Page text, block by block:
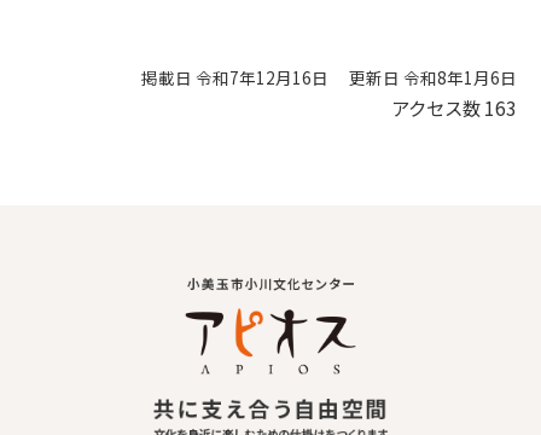
掲載日 令和7年12月16日 更新日 令和8年1月6日
アクセス数163